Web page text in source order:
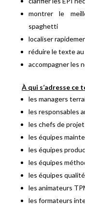
montrer le
spaghetti
localiser
réduire le texte
accompagner les
À qui s’adresse ce
les managers
les responsables
les chefs de projet
les équipes
les équipes
les équipes
les équipes qualité
les animateurs
les formateurs